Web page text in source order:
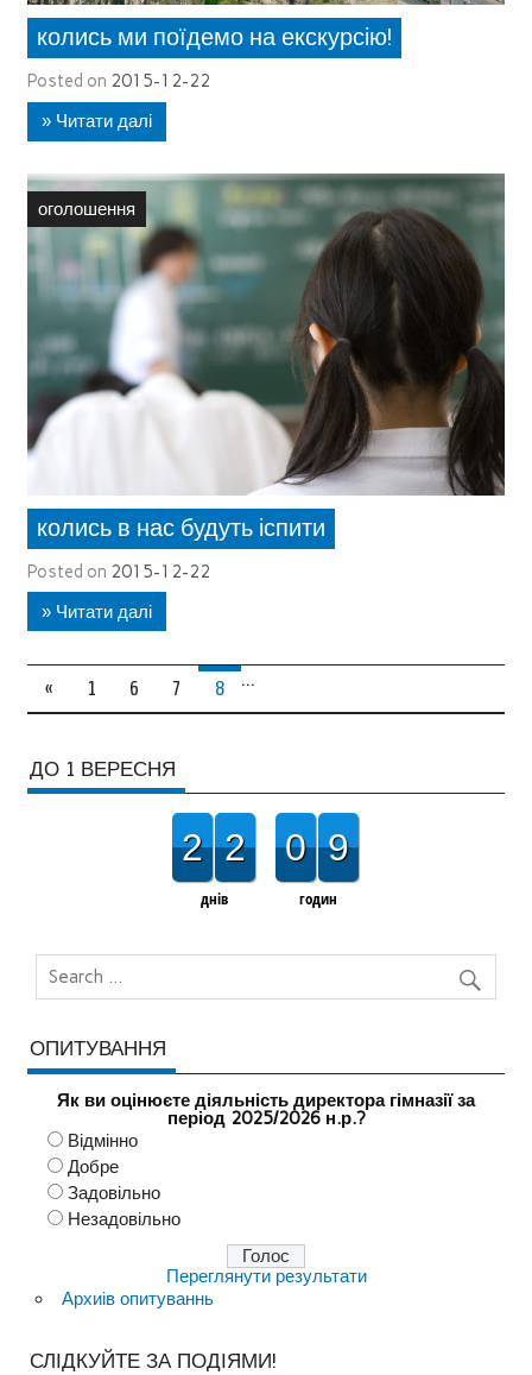
колись ми поїдемо на екскурсію!
Posted on 2015-12-22
» Читати далі
оголошення
колись в нас будуть іспити
Posted on 2015-12-22
» Читати далі
« 1 …
6 7 8
ДО 1 ВЕРЕСНЯ
2 2
днів
0 9
годин
ОПИТУВАННЯ
Як ви оцінюєте діяльність директора гімназії за
період 2025/2026 н.р.?
Відмінно
Добре
Задовільно
Незадовільно
Переглянути результати
Архиів опитуваннь
СЛІДКУЙТЕ ЗА ПОДІЯМИ!